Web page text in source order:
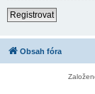
Registrovat
Obsah fóra